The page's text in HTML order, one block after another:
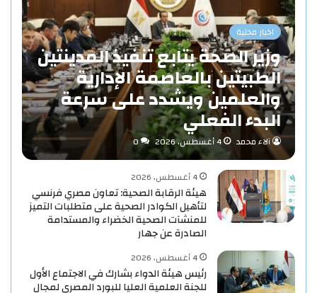
اخبار محلية
وزير الصحة يتابع تنفيذ المدينتين
الطبيتين بالعاصمة الإدارية
والعلمين ويشدد على سرعة
البدء الفعلي
آلاء محمد 4 أغسطس، 2026 0
4 أغسطس، 2026
هيئة الرقابة الصحية: تعاون مصري فرنسي
لتأهيل الكوادر الصحية على متطلبات التميز
للمنشآت الصحية الخضراء والمستدامة
الصادرة عن جهار
4 أغسطس، 2026
رئيس هيئة الدواء بشارك في الاجتماع الأول
للجنة العلمية العليا للبورد المصري لمجال